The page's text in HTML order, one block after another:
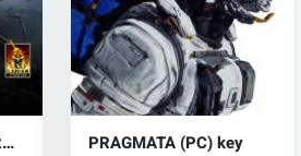
PRAGMATA (PC) key